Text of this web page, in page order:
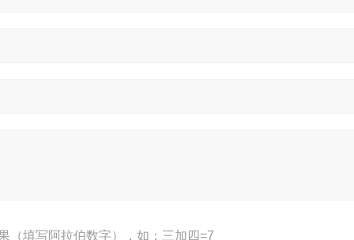
（填写阿拉伯数字），如：三加四=7